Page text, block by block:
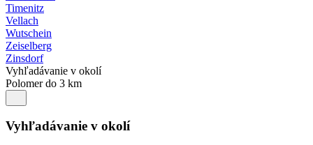
Timenitz
Vellach
Wutschein
Zeiselberg
Zinsdorf
Vyhľadávanie v okolí
Polomer do 3 km
Vyhľadávanie v okolí